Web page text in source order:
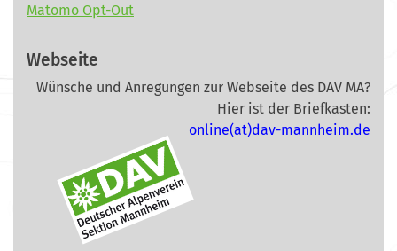
Matomo Opt-Out
Webseite
Wünsche und Anregungen zur Webseite des DAV MA?
Hier ist der Briefkasten:
online(at)dav-mannheim.de